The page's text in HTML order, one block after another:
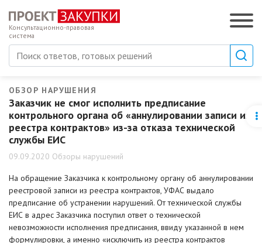
Консультационно-правовая
система
ОБЗОР НАРУШЕНИЯ
Заказчик не смог исполнить предписание
контрольного органа об «аннулировании записи из
реестра контрактов» из-за отказа технической
службы ЕИС
09.09.2020 Обзоры нарушений
На обращение Заказчика к контрольному органу об аннулировании
реестровой записи из реестра контрактов, УФАС выдало
предписание об устранении нарушений. От технической службы
ЕИС в адрес Заказчика поступил ответ о технической
невозможности исполнения предписания, ввиду указанной в нем
формулировки, а именно «исключить из реестра контрактов